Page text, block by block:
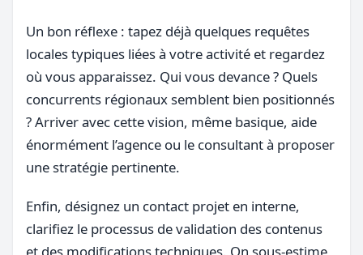
Un bon réflexe : tapez déjà quelques requêtes
locales typiques liées à votre activité et regardez
où vous apparaissez. Qui vous devance ? Quels
concurrents régionaux semblent bien positionnés
? Arriver avec cette vision, même basique, aide
énormément l’agence ou le consultant à proposer
une stratégie pertinente.
Enfin, désignez un contact projet en interne,
clarifiez le processus de validation des contenus